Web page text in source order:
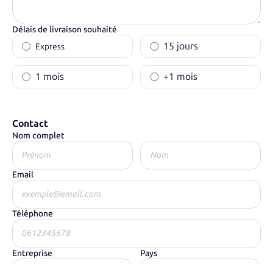
Délais de livraison souhaité
Express
15 jours
1 mois +1 mois
Contact
Nom complet
Email
Téléphone
Entreprise Pays